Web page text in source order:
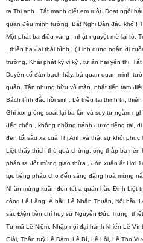
ra Thị anh , Tất manh giết em ruột. Đoạt ngôi
quan đều mình tường. Bắt Nghi Dân đâu khó !
Một phát ba điêu vàng , nhật nguyệt mờ lại tỏ.
, thiên hạ đại thái bình.! ( Linh dụng ngân di
trường, Khái phát kỳ vị kỷ , tự án hại yên thị.
Duyên cố đàn bạch hẩy. bá quan quan minh
quân. Tân nhung hữu vô mãn. nhất tiến tam
Bách tính đắc hồi sinh. Lê triều tại thịnh trị,
Ghi xong ông soát lại ba lần và suy tư ngẫm
đến chốn , không những tránh được tiếng tai,
đen tối sâu xa cuả Thị Anh và thật sự khôi
Liệt thấy thích thú quá chừng, ông thắp ba
pháo ra đốt mừng giao thừa , đón xuân ất Hợi
tục tiếng pháo cho đến sáng đặng hoà mừng
Nhân mừng xuân đón tết á quân hầu Đinh Liệt
công Lê Lăng. Á hầu Lê Nhân Thuận, Nội hầu
sái. Điện tiền chỉ huy sứ Nguyễn Đức Trung,
Tư mã Lê Niệm, Nhập nội đại hành khiển Lê
Giải, Thân tuỳ Lê Đàm. Lê Bí, Lê Lôi, Lê Thọ